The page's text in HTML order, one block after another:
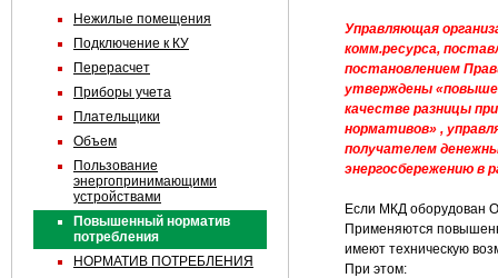
Нежилые помещения
Подключение к КУ
Перерасчет
Приборы учета
Плательщики
Объем
Пользование
энергопринимающими
устройствами
Повышенный норматив
потребления
НОРМАТИВ ПОТРЕБЛЕНИЯ
Управляющая
комм.ресурса,
постановлением
утверждены
качестве разницы
нормативов» ,
получателем
энергосбережению в
Если МКД оборудован
Применяются
имеют техническую
При этом: